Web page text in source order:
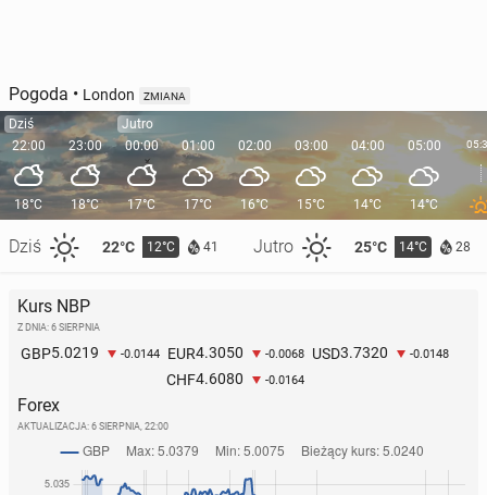
Pogoda • London ZMIANA
Dziś
22:00
18°C
Dziś 22°C 12°C 41 Jutro 25°C 14°C 28
23:00
18°C
Jutro
00:00
17°C
01:00
17°C
02:00
16°C
03:00
15°C
04:00
14°C
05:00
14°C
Kurs NBP
Z DNIA: 6 SIERPNIA
GBP5.0219 -0.0144 EUR4.3050 -0.0068 USD3.7320 -0.0148
CHF4.6080 -0.0164
Forex
AKTUALIZACJA: 6 SIERPNIA, 22:00